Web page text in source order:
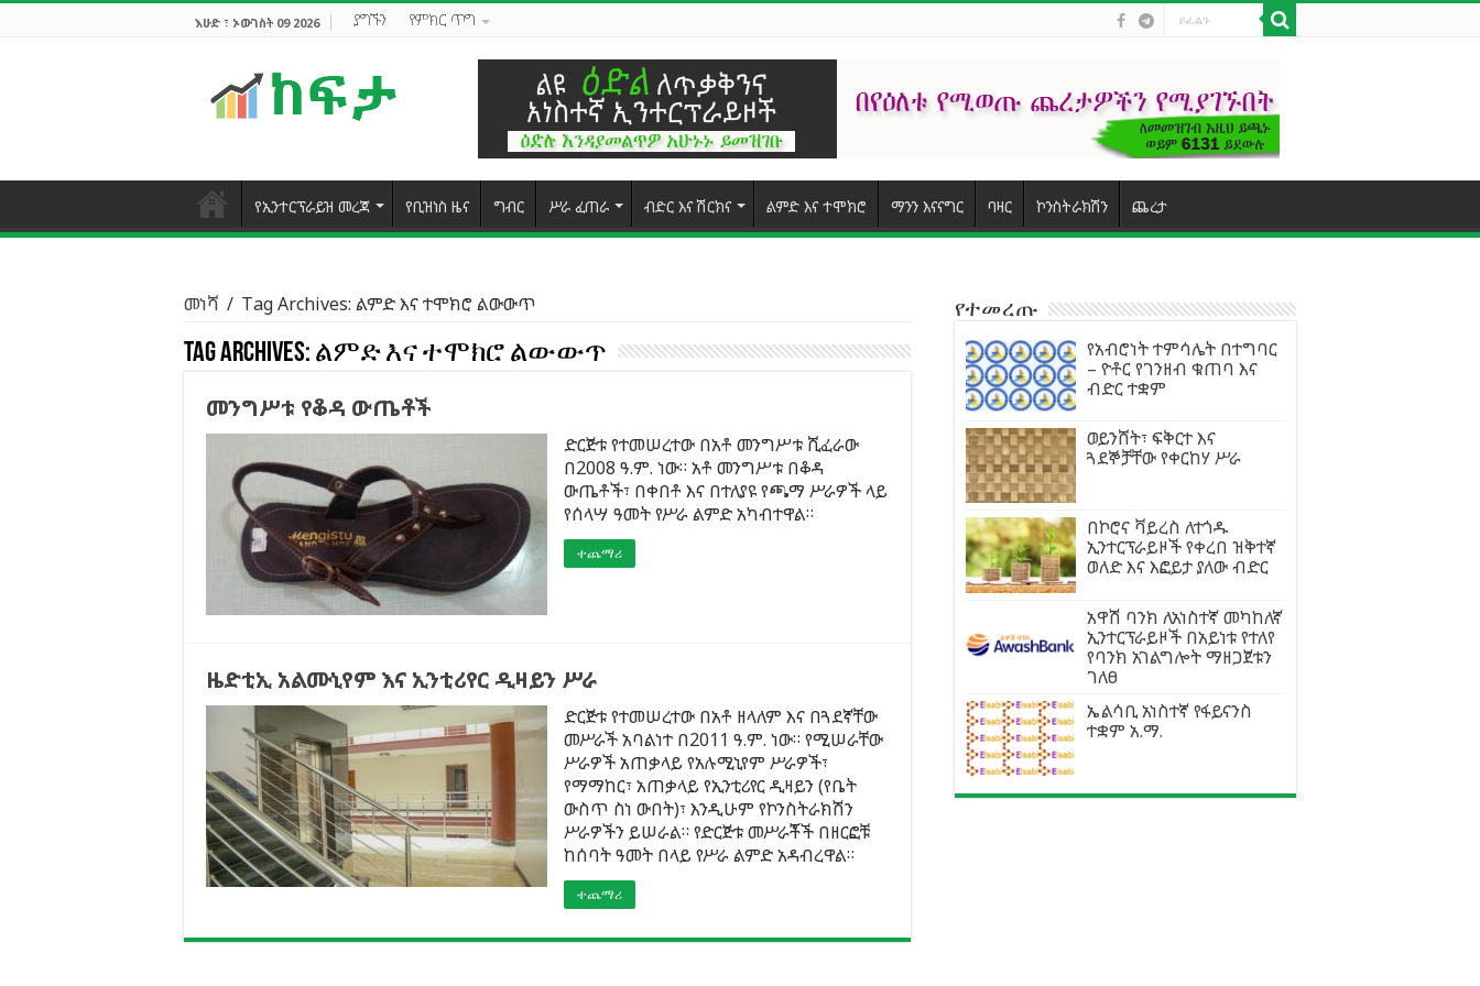
እሁድ ፣ ኦውገስት 09 2026 ያግኙን የምክር ጥግ
የኢንተርፕራይዝ መረጃ የቢዝነስ ዜና ግብር ሥራ ፈጠራ ብድር እና ሽርክና ልምድ እና ተሞክሮ ማንን እናናግር ባዛር ኮንስትራክሽን ጨረታ
መነሻ / Tag Archives: ልምድ እና ተሞክሮ ልውውጥ
Tag Archives: ልምድ እና ተሞክሮ ልውውጥ
መንግሥቱ የቆዳ ውጤቶች
ድርጅቱ የተመሠረተው በአቶ መንግሥቱ ሺፈራው
በ2008 ዓ.ም. ነው። አቶ መንግሥቱ በቆዳ
ውጤቶች፣ በቀበቶ እና በተለያዩ የጫማ ሥራዎች ላይ
የሰላሣ ዓመት የሥራ ልምድ አካብተዋል።
ተጨማሪ
ዜድቲኢ አልሙኒየም እና ኢንቲሪየር ዲዛይን ሥራ
ድርጅቱ የተመሠረተው በአቶ ዘላለም እና በጓደኛቸው
መሥራች አባልነተ በ2011 ዓ.ም. ነው። የሚሠራቸው
ሥራዎች አጠቃላይ የአሉሚኒየም ሥራዎች፣
የማማከር፣ አጠቃላይ የኢንቲሪየር ዲዛይን (የቤት
ውስጥ ስነ ውበት)፣ እንዲሁም የኮንስትራክሽን
ሥራዎችን ይሠራል። የድርጅቱ መሥራቾች በዘርፎቹ
ከሰባት ዓመት በላይ የሥራ ልምድ አዳብረዋል።
ተጨማሪ
የተመረጡ
የአብሮነት ተምሳሌት በተግባር
– ዮቶር የገንዘብ ቁጠባ እና
ብድር ተቋም
ወይንሸት፣ ፍቅርተ እና
ጓደኞቻቸው የቀርከሃ ሥራ
በኮሮና ቫይረስ ለተጎዱ
ኢንተርፕራይዞች የቀረበ ዝቅተኛ
ወለድ እና እፎይታ ያለው ብድር
አዋሽ ባንክ ለአነስተኛ መካከለኛ
ኢንተርፕራይዞች በአይነቱ የተለየ
የባንክ አገልግሎት ማዘጋጀቱን
ገለፀ
ኤልሳቢ አነስተኛ የፋይናንስ
ተቋም አ.ማ.